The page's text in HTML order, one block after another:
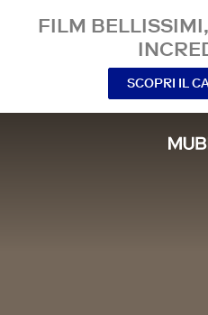
FILM
SCOPRI IL